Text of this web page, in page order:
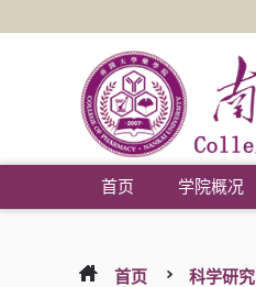
首页 学院概况
首页 科学研究